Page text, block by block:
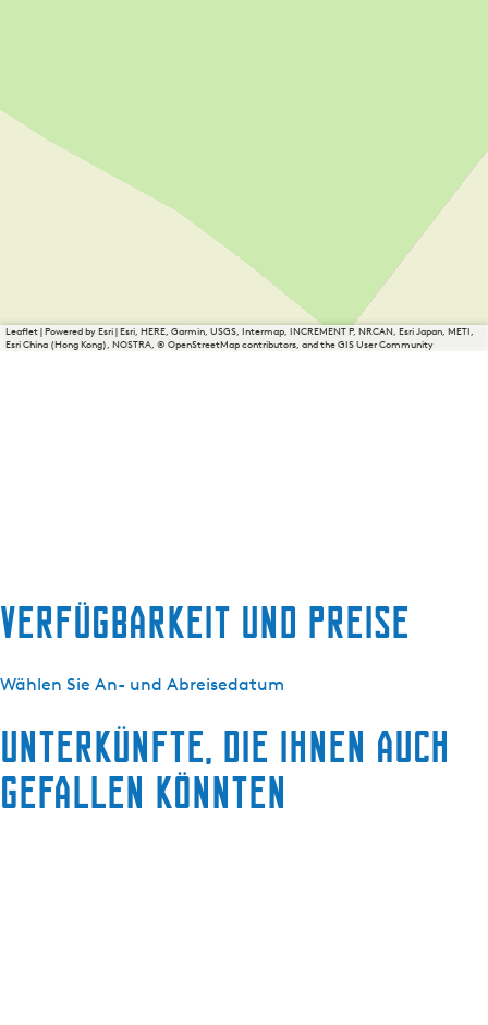
Leaflet|Powered by Esri | Esri, HERE, Garmin, USGS, Intermap, INCREMENT P, NRCAN, Esri Japan, METI,
Esri China (Hong Kong), NOSTRA, © OpenStreetMap contributors, and the GIS User Community
Verfügbarkeit und Preise
Wählen Sie An- und Abreisedatum
Unterkünfte, die Ihnen auch
gefallen könnten